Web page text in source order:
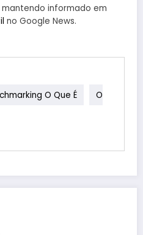
informado em
no Google News.
Chave Para
12 de maio,
Pessoas
O Que É O